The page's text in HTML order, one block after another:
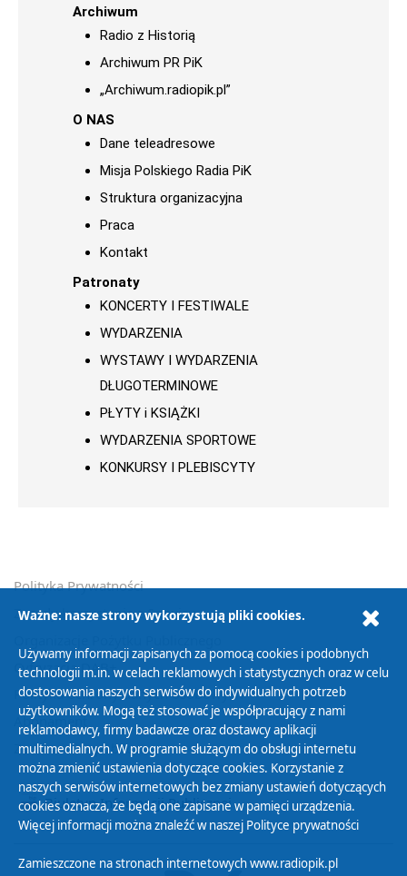
Archiwum
Radio z Historią
Archiwum PR PiK
„Archiwum.radiopik.pl”
O NAS
Dane teleadresowe
Misja Polskiego Radia PiK
Struktura organizacyjna
Praca
Kontakt
Patronaty
KONCERTY I FESTIWALE
WYDARZENIA
WYSTAWY I WYDARZENIA
DŁUGOTERMINOWE
PŁYTY i KSIĄŻKI
WYDARZENIA SPORTOWE
KONKURSY I PLEBISCYTY
Polityka Prywatności
Zasady korzystania z Serwisu
Cyfryzacja DAB+
Polityka ochrony danych osobowych
Abonament
Zamówienia publiczne
Biuletyn Informacji Publicznej
Ważne: nasze strony wykorzystują pliki cookies.
Używamy informacji zapisanych za pomocą cookies i podobnych
technologii m.in. w celach reklamowych i statystycznych oraz w celu
dostosowania naszych serwisów do indywidualnych potrzeb
użytkowników. Mogą też stosować je współpracujący z nami
reklamodawcy, firmy badawcze oraz dostawcy aplikacji
multimedialnych. W programie służącym do obsługi internetu
można zmienić ustawienia dotyczące cookies. Korzystanie z
naszych serwisów internetowych bez zmiany ustawień dotyczących
cookies oznacza, że będą one zapisane w pamięci urządzenia.
Więcej informacji można znaleźć w naszej Polityce prywatności
Zamieszczone na stronach internetowych www.radiopik.pl